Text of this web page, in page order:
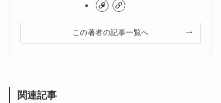
この著者の記事一覧へ
関連記事